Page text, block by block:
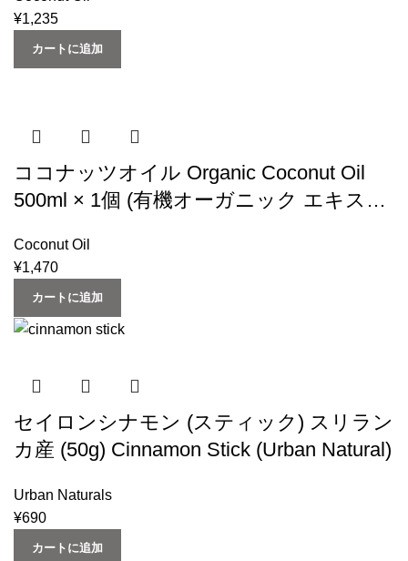
(1)
¥1,235
カートに追加
ココナッツオイル Organic Coconut Oil
500ml × 1個 (有機オーガニック エキスト
Natural
Coconut Oil
¥1,470
カートに追加
セイロンシナモン (スティック) スリラン
カ産 (50g) Cinnamon Stick (Urban Natural)
Urban Naturals
¥690
カートに追加